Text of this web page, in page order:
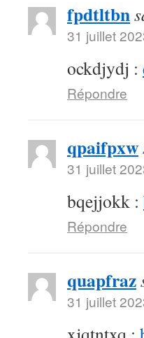
fpdtltbn
31 juillet
ockdjydj :
Répondre
qpaifpxw
31 juillet
bqejjokk :
Répondre
quapfraz
31 juillet